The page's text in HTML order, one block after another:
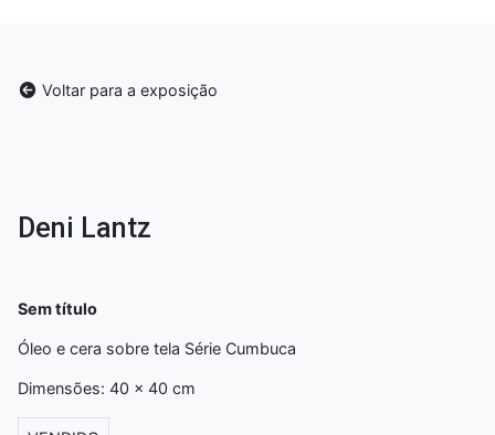
Voltar para a exposição
Deni Lantz
Sem título
Óleo e cera sobre tela Série Cumbuca
Dimensões: 40 x 40 cm